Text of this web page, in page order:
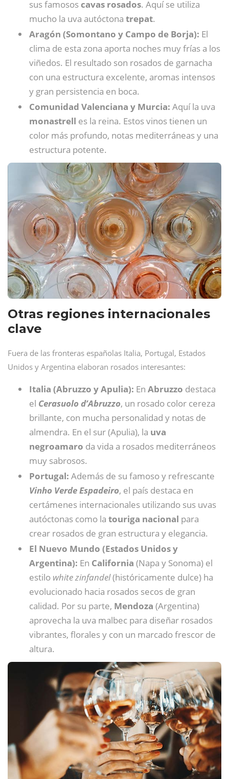
sus famososcavas rosados. Aquí se utiliza
mucho la uva autóctona trepat.
Aragón (Somontano y Campo de Borja): El
clima de esta zona aporta noches muy frías a los
viñedos. El resultado son rosados de garnacha
con una estructura excelente, aromas intensos
y gran persistencia en boca.
Comunidad Valenciana y Murcia: Aquí la uva
monastrell es la reina. Estos vinos tienen un
color más profundo, notas mediterráneas y una
estructura potente.
Otras regiones internacionales
clave
Fuera de las fronteras españolas Italia, Portugal, Estados
Unidos y Argentina elaboran rosados interesantes:
Italia (Abruzzo y Apulia): En Abruzzo destaca
el Cerasuolo d’Abruzzo, un rosado color cereza
brillante, con mucha personalidad y notas de
almendra. En el sur (Apulia), la uva
negroamaro da vida a rosados mediterráneos
muy sabrosos.
Portugal: Además de su famoso y refrescante
Vinho Verde Espadeiro, el país destaca en
certámenes internacionales utilizando sus uvas
autóctonas como la touriga nacional para
crear rosados de gran estructura y elegancia.
El Nuevo Mundo (Estados Unidos y
Argentina): En California (Napa y Sonoma) el
estilo white zinfandel(históricamente dulce) ha
evolucionado hacia rosados secos de gran
calidad. Por su parte, Mendoza (Argentina)
aprovecha la uva malbec para diseñar rosados
vibrantes, florales y con un marcado frescor de
altura.